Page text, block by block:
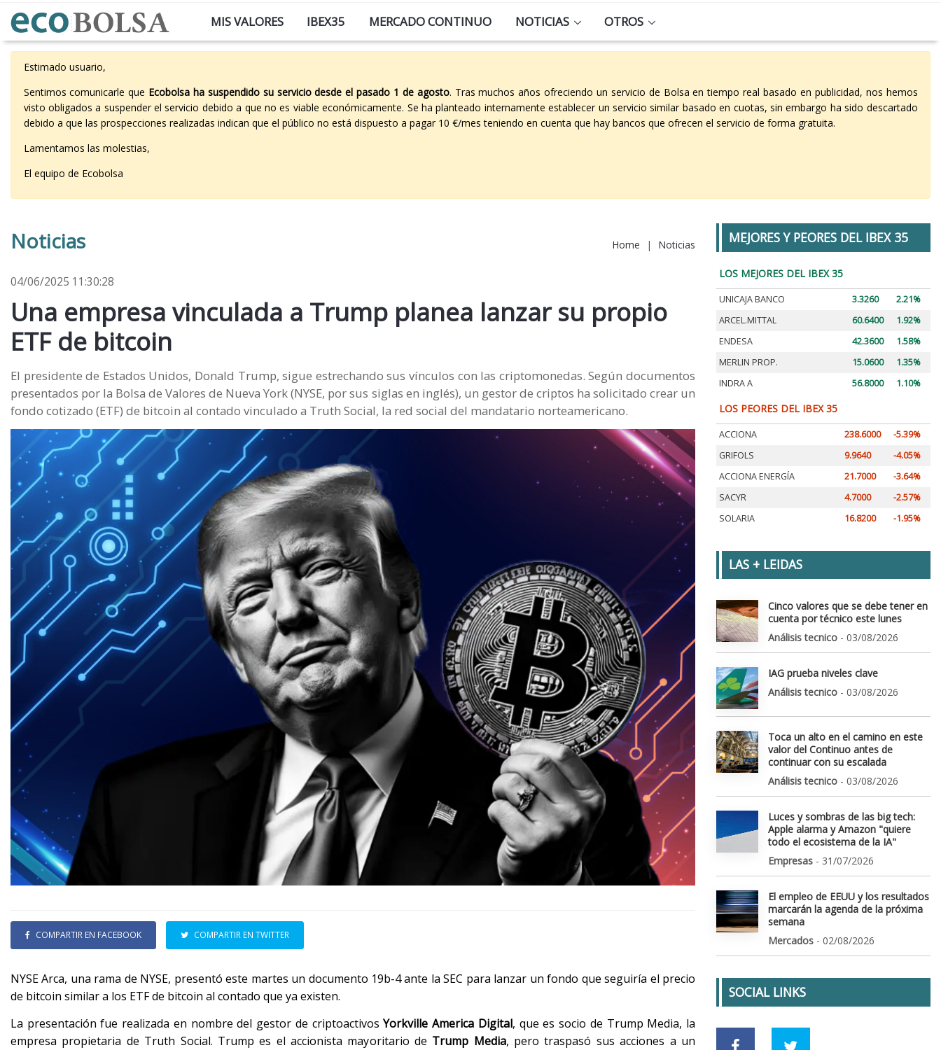
MIS VALORES IBEX35 MERCADO CONTINUO NOTICIAS OTROS
Estimado usuario,
Sentimos comunicarle que Ecobolsa ha suspendido su servicio desde el pasado 1 de agosto. Tras muchos años ofreciendo un servicio de Bolsa en tiempo real basado en publicidad, nos hemos
visto obligados a suspender el servicio debido a que no es viable económicamente. Se ha planteado internamente establecer un servicio similar basado en cuotas, sin embargo ha sido descartado
debido a que las prospecciones realizadas indican que el público no está dispuesto a pagar 10 €/mes teniendo en cuenta que hay bancos que ofrecen el servicio de forma gratuita.
Lamentamos las molestias,
El equipo de Ecobolsa
Noticias Home | Noticias
04/06/2025 11:30:28
Una empresa vinculada a Trump planea lanzar su propio
ETF de bitcoin
El presidente de Estados Unidos, Donald Trump, sigue estrechando sus vínculos con las criptomonedas. Según documentos
presentados por la Bolsa de Valores de Nueva York (NYSE, por sus siglas en inglés), un gestor de criptos ha solicitado crear un
fondo cotizado (ETF) de bitcoin al contado vinculado a Truth Social, la red social del mandatario norteamericano.
COMPARTIR EN FACEBOOK COMPARTIR EN TWITTER
NYSE Arca, una rama de NYSE, presentó este martes un documento 19b-4 ante la SEC para lanzar un fondo que seguiría el precio
de bitcoin similar a los ETF de bitcoin al contado que ya existen.
La presentación fue realizada en nombre del gestor de criptoactivosYorkville America Digital, que es socio de Trump Media, la
empresa propietaria de Truth Social. Trump es el accionista mayoritario de Trump Media, pero traspasó sus acciones a un
MEJORES Y PEORES DEL IBEX 35
LOS MEJORES DEL IBEX 35
UNICAJA BANCO 3.3260
2.21%
ARCEL.MITTAL
60.6400
1.92%
ENDESA
42.3600
1.58%
MERLIN PROP.
15.0600
1.35%
INDRA A
56.8000 1.10%
LOS PEORES DEL IBEX 35
ACCIONA 238.6000
-5.39%
GRIFOLS
9.9640
-4.05%
ACCIONA ENERGÍA
21.7000
-3.64%
SACYR
4.7000
-2.57%
SOLARIA
16.8200 -1.95%
LAS + LEIDAS
Cinco valores que se debe tener en
cuenta por técnico este lunes
Análisis tecnico - 03/08/2026
IAG prueba niveles clave
Análisis tecnico - 03/08/2026
Toca un alto en el camino en este
valor del Continuo antes de
continuar con su escalada
Análisis tecnico - 03/08/2026
Luces y sombras de las big tech:
Apple alarma y Amazon "quiere
todo el ecosistema de la IA"
Empresas - 31/07/2026
El empleo de EEUU y los resultados
marcarán la agenda de la próxima
semana
Mercados - 02/08/2026
SOCIAL LINKS